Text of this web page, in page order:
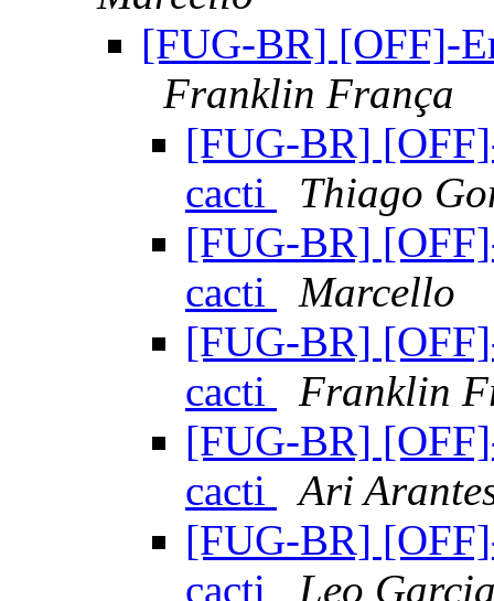
[FUG-BR] [OFF]-
Franklin França
[FUG-BR]
cacti
Thiago
[FUG-BR]
cacti
Marcello
[FUG-BR]
cacti
Franklin
[FUG-BR]
cacti
Ari
[FUG-BR]
cacti
Leo